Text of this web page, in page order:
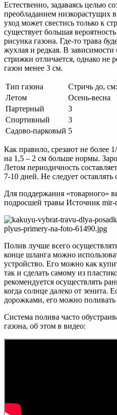
Естественно, задаваясь целью
преобладанием низкорастущих
уход может свестись только к
существует большая
рисунка газона. Где-то трава
жухлая и редкая. В зависимости
стрижки отличается, однако не
газон менее 3 см.
Тип газона
Стричь до, см:
Летом
Осень-весна
Партерный
3
Спортивный
3
Садово-парковый 5
Как правило, срезают не более
на 1,5 – 2 см больше нормы.
Летом периодичность
7-10 дней. Не следует
Для поддержания «товарного»
подросшей травы Источник mir-
Полив лучше всего
конце шланга можно
устройство. Его можно как
так и сделать самому из
рекомендуется осуществлять
когда солнце далеко от зенита.
дорожками, его можно поливать
Система полива часто
газона, об этом в видео: